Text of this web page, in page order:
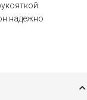
надежно